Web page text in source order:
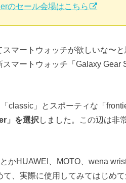
のセール会場はこちら
マートウォッチが欲しいな〜
マートウォッチ「Galaxy Gear
classic」とスポーティな「
」を選択 しました。この辺は非
かHUAWEI、MOTO、wena
、実際に使用してみてはじめ